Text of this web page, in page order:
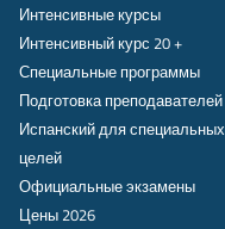
Интенсивные курсы
Интенсивный курс 20 +
Специальные программы
Подготовка преподавателей
Испанский для специальных
целей
Официальные экзамены
Цены 2026